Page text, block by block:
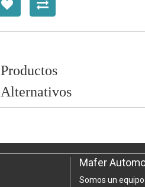
Productos
Alternativos
Mafer
Somos un